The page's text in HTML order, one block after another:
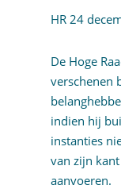
HR 24
De Hoge
verschenen
indien hij
instanties
van zijn
aanvoeren.